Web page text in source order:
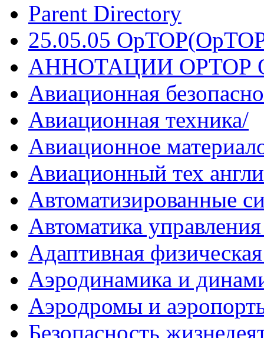
Parent Directory
25.05.05
АННОТАЦИИ ОРТОР
Авиационная
Авиационная техника/
Авиационное
Авиационный тех
Автоматизированные
Автоматика
Адаптивная
Аэродинамика и
Аэродромы и
Безопасность